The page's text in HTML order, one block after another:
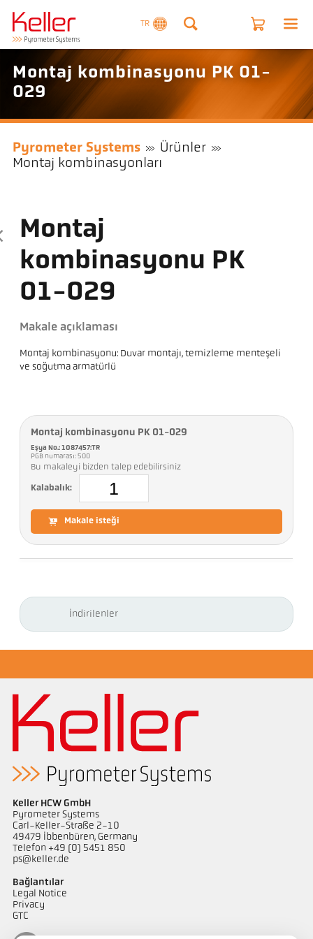
TR
Montaj kombinasyonu PK 01-
029
Pyrometer Systems
Ürünler
Montaj kombinasyonları
Montaj
kombinasyonu PK
01-029
Makale açıklaması
Montaj kombinasyonu: Duvar montajı, temizleme menteşeli
ve soğutma armatürlü
Montaj kombinasyonu PK 01-029
Eşya No.: 1087457:TR
PGB numarası: 500
Bu makaleyi bizden talep edebilirsiniz
Kalabalık:
Makale isteği
İndirilenler
Keller HCW GmbH
Pyrometer Systems
Carl-Keller-Straße 2-10
49479 Ibbenbüren, Germany
Telefon +49 (0) 5451 850
ps@keller.de
Bağlantılar
Legal Notice
Privacy
GTC